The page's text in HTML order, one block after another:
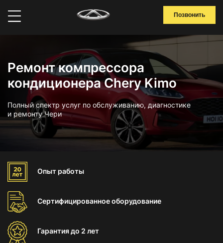
Позвонить
Ремонт компрессора
кондиционера Chery Kimo
Полный спектр услуг по обслуживанию, диагностике
и ремонту Чери
Опыт работы
Сертифицированноеоборудование
Гарантиядо 2 лет